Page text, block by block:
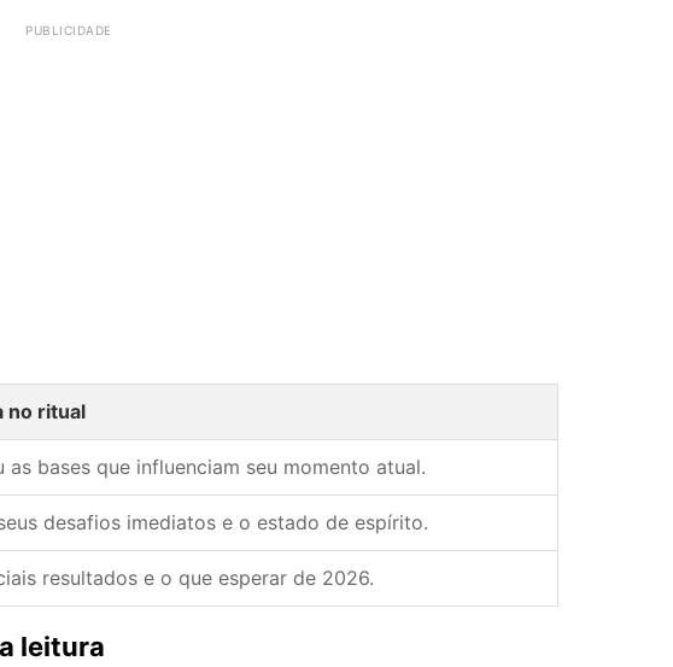
no ritual
as bases que influenciam seu momento atual.
desafios imediatos e o estado de espírito.
resultados e o que esperar de 2026.
leitura